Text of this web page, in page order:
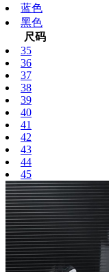
蓝色
黑色
尺码
35
36
37
38
39
40
41
42
43
44
45